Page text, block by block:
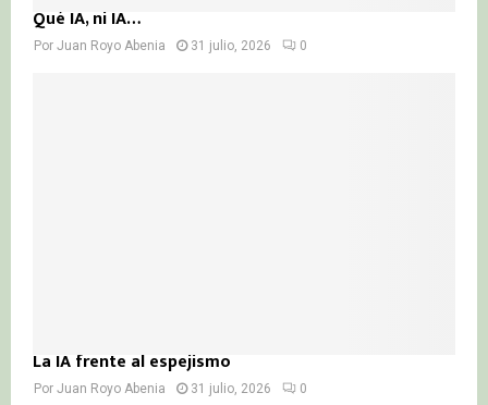
Qué IA, ni IA…
Por Juan Royo Abenia 31 julio, 2026 0
La IA frente al espejismo
Por Juan Royo Abenia 31 julio, 2026 0